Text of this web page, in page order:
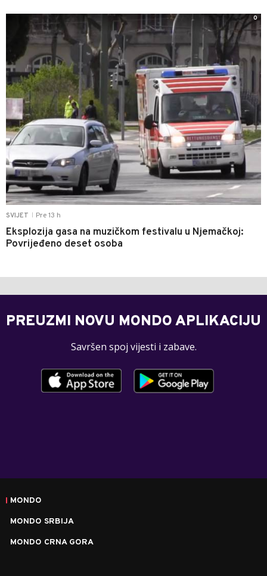
SVIJET Pre 13 h
Eksplozija gasa na muzičkom festivalu u Njemačkoj:
Povrijeđeno deset osoba
0
PREUZMI NOVU MONDO APLIKACIJU
Savršen spoj vijesti i zabave.
MONDO
MONDO SRBIJA
MONDO CRNA GORA